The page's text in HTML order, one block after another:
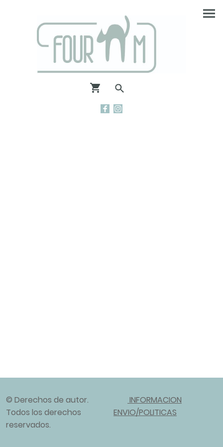
© Derechos de autor.
Todos los derechos
reservados.
INFORMACION
ENVIO/POLITICAS